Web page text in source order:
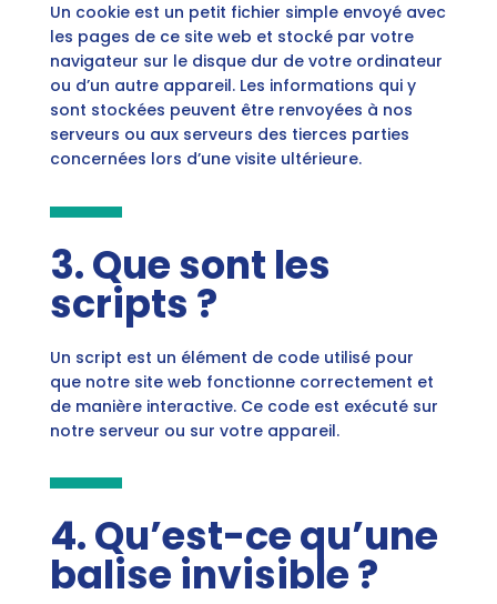
Un cookie est un petit fichier simple envoyé avec
les pages de ce site web et stocké par votre
navigateur sur le disque dur de votre ordinateur
ou d’un autre appareil. Les informations qui y
sont stockées peuvent être renvoyées à nos
serveurs ou aux serveurs des tierces parties
concernées lors d’une visite ultérieure.
3. Que sont les
scripts ?
Un script est un élément de code utilisé pour
que notre site web fonctionne correctement et
de manière interactive. Ce code est exécuté sur
notre serveur ou sur votre appareil.
4. Qu’est-ce qu’une
balise invisible ?